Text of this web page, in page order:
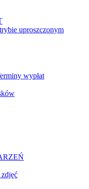
uproszczonym
wypłat